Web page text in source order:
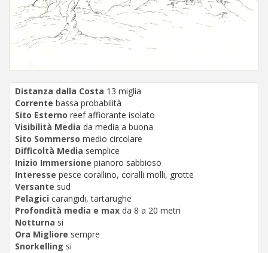
Distanza dalla Costa 13 miglia
Corrente bassa probabilità
Sito Esterno reef affiorante isolato
Visibilità Media da media a buona
Sito Sommerso medio circolare
Difficoltà Media semplice
Inizio Immersione pianoro sabbioso
Interesse pesce corallino, coralli molli, grotte
Versante sud
Pelagici carangidi, tartarughe
Profondità media e max da 8 a 20 metri
Notturna si
Ora Migliore sempre
Snorkelling si